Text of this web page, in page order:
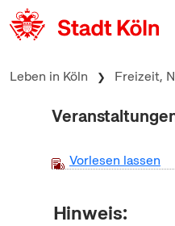
zum Inhalt springen
Leben in Köln Freizeit,
Vorlesen lassen
Hinweis: